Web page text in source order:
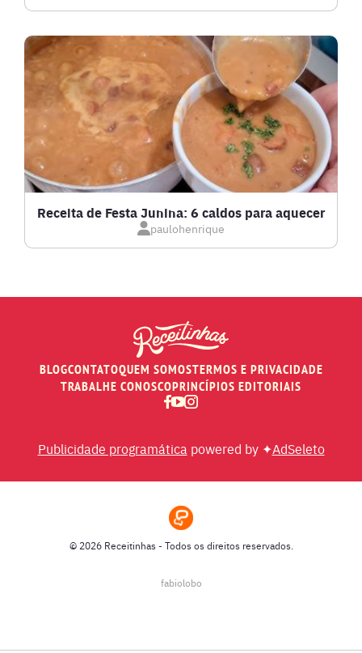
LANCHES
LASANHAS
LOW CARB
MASSAS E PASTAS
RECEITAS DE AIR FRYER
RECEITAS DE ANO NOVO (RÉVEILLON)
RECEITAS DE NATAL
Receita de Festa Junina: 6 caldos para aquecer
paulohenrique
BLOGCONTATOQUEM SOMOSTERMOS E PRIVACIDADE
TRABALHE CONOSCOPRINCÍPIOS EDITORIAIS
Publicidade programática powered by ✦AdSeleto
© 2026 Receitinhas - Todos os direitos reservados.
fabiolobo